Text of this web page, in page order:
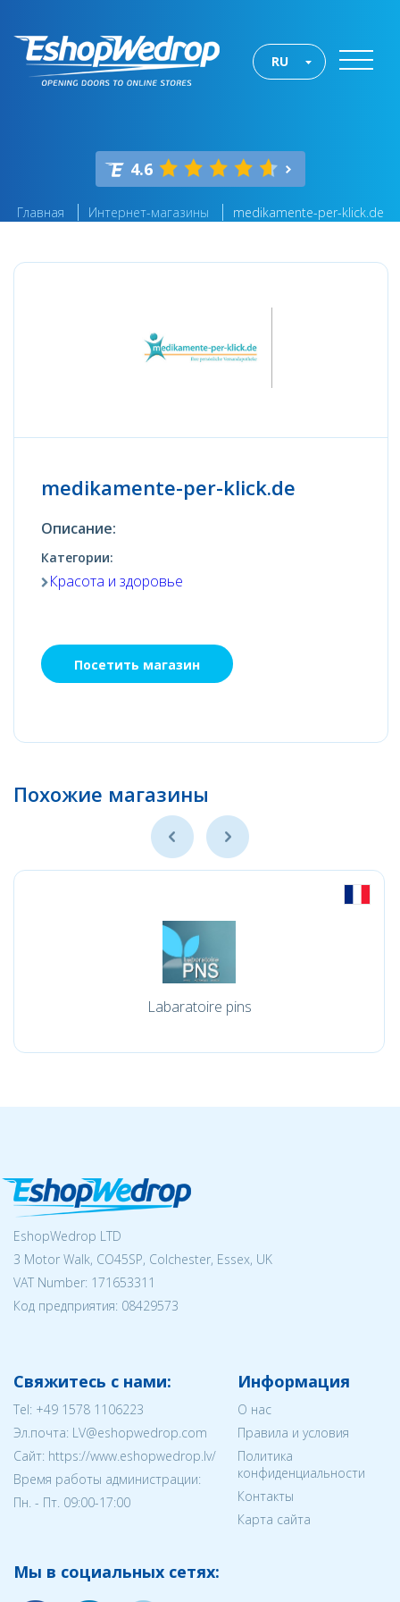
RU
4.6
Главная Интернет-магазины medikamente-per-klick.de
medikamente-per-klick.de
Описание:
Категории:
Красота и здоровье
Посетить магазин
Похожие магазины
Labaratoire pins
EshopWedrop LTD
3 Motor Walk, CO45SP, Colchester, Essex, UK
VAT Number: 171653311
Код предприятия: 08429573
Свяжитесь с нами:
Tel: +49 1578 1106223
Эл.почта: LV@eshopwedrop.com
Cайт: https://www.eshopwedrop.lv/
Время работы администрации:
Пн. - Пт. 09:00-17:00
Информация
О нас
Правила и условия
Политика
конфиденциальности
Контакты
Карта сайта
Мы в социальных сетях: